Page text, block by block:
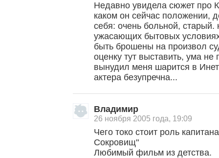
Недавно увидела сюжет про
каком он сейчас положении,
себя: очень больной,
ужасающих бытовых
быть брошены на произвол
оценку тут выставить, ума
вынудил меня шарится в
актера безупречна...
Владимир
26 ноября 2005 года, 19:09
Чего токо стоит роль
Сокровищ"
Любимый фильм из детства.